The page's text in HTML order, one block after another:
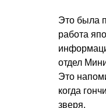
Это была
работа
отдел
Это
когда
зверя.